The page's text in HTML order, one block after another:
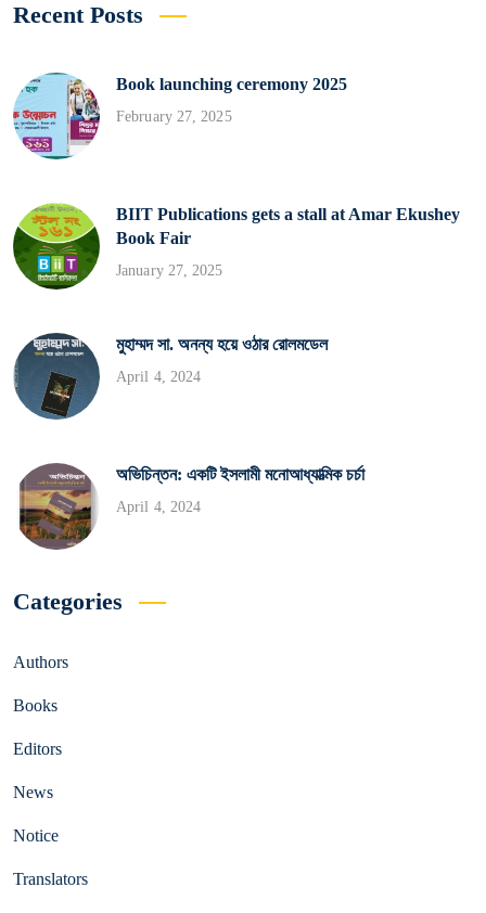
Recent Posts
Book launching ceremony 2025
February 27, 2025
BIIT Publications gets a stall at Amar Ekushey
Book Fair
January 27, 2025
মুহাম্মদ সা. অনন্য হয়ে ওঠার রোলমডেল
April 4, 2024
অভিচিন্তন: একটি ইসলামী মনোআধ্যাত্মিক চর্চা
April 4, 2024
Categories
Authors
Books
Editors
News
Notice
Translators